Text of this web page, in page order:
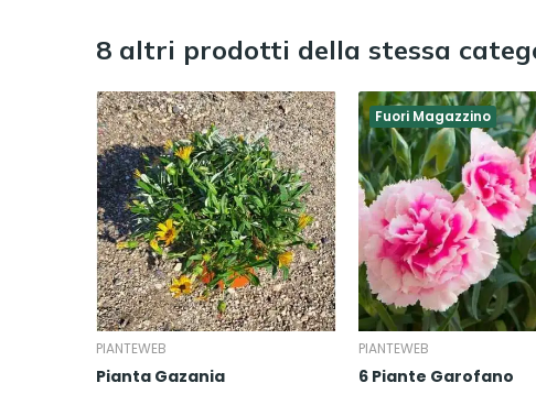
8 altri prodotti della stessa
PIANTEWEB
Pianta Gazania
Fuori Magazzino
PIANTEWEB
6 Piante Garofano